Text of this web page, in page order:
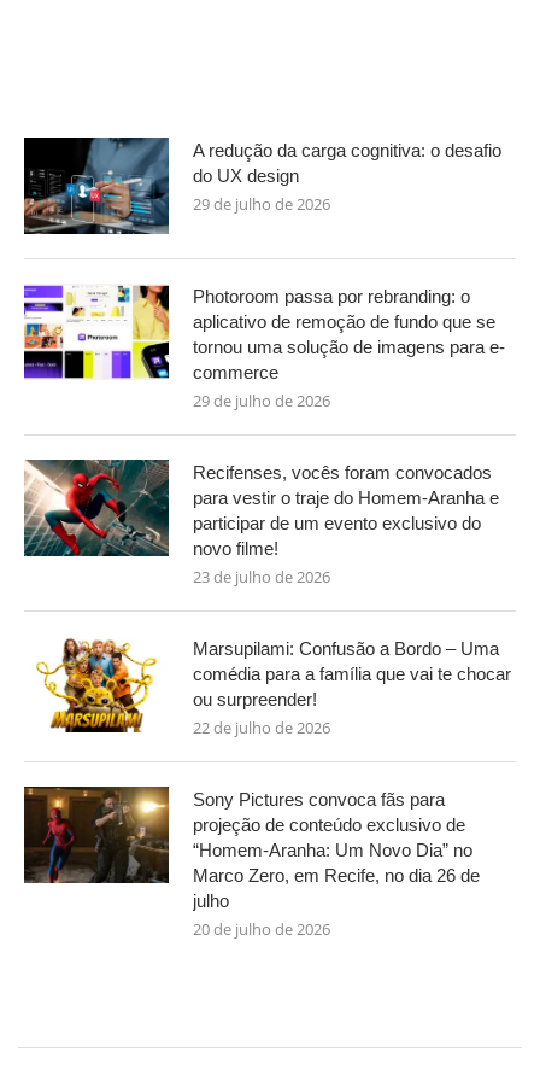
A redução da carga cognitiva: o desafio
do UX design
29 de julho de 2026
Photoroom passa por rebranding: o
aplicativo de remoção de fundo que se
tornou uma solução de imagens para e-
commerce
29 de julho de 2026
Recifenses, vocês foram convocados
para vestir o traje do Homem-Aranha e
participar de um evento exclusivo do
novo filme!
23 de julho de 2026
Marsupilami: Confusão a Bordo – Uma
comédia para a família que vai te chocar
ou surpreender!
22 de julho de 2026
Sony Pictures convoca fãs para
projeção de conteúdo exclusivo de
“Homem-Aranha: Um Novo Dia” no
Marco Zero, em Recife, no dia 26 de
julho
20 de julho de 2026